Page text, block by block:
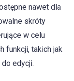
nawet dla
skróty
w celu
funkcji, takich jak
edycji.